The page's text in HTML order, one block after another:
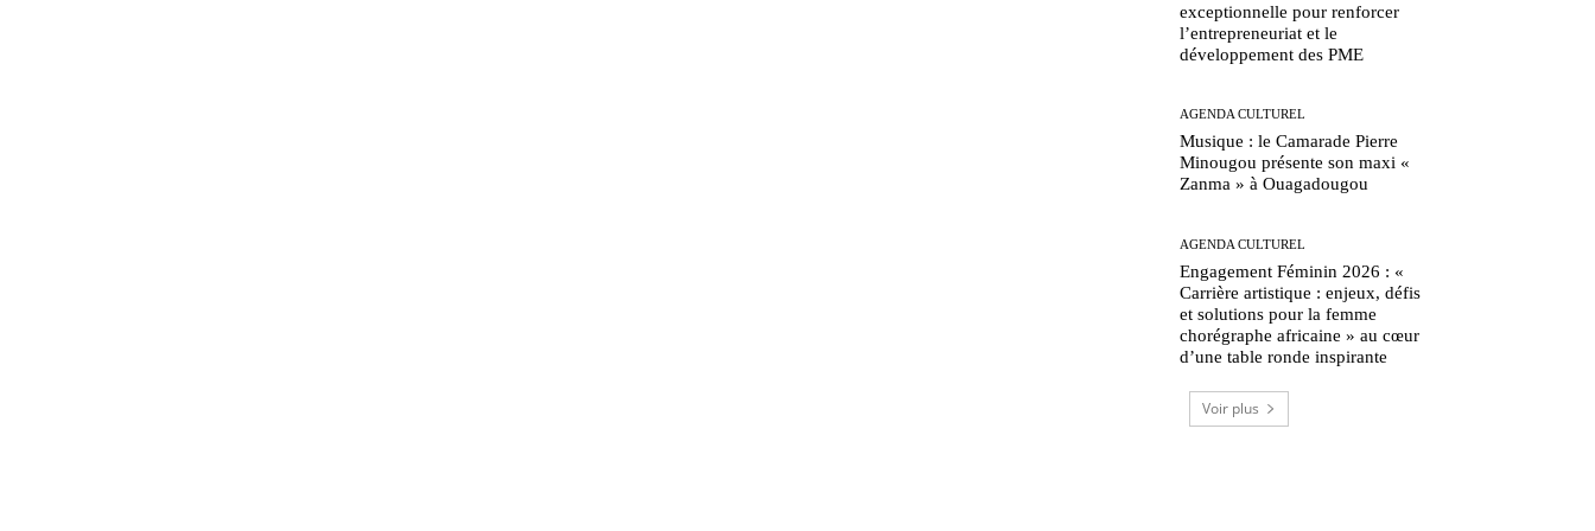
exceptionnelle pour renforcer
l’entrepreneuriat et le
développement des PME
AGENDA CULTUREL
Musique : le Camarade Pierre
Minougou présente son maxi «
Zanma » à Ouagadougou
AGENDA CULTUREL
Engagement Féminin 2026 : «
Carrière artistique : enjeux, défis
et solutions pour la femme
chorégraphe africaine » au cœur
d’une table ronde inspirante
Voir plus